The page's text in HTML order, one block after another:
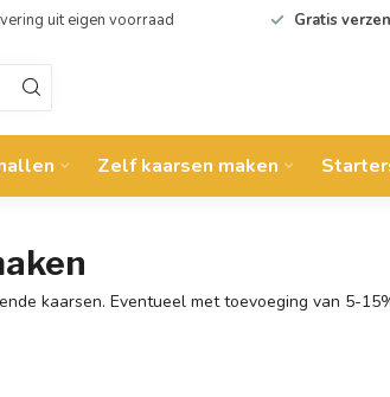
uit eigen voorraad Gratis
Zelf kaarsen maken
kaarsen. Eventueel met toevoeging van 5-